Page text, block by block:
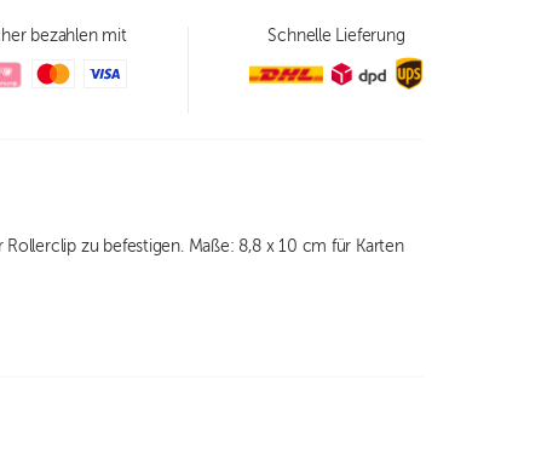
bezahlen mit Schnelle Lieferung
zu befestigen. Maße: 8,8 x 10 cm für Karten